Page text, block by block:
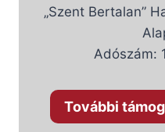
„Szent Bertalan”
Adószám:
További